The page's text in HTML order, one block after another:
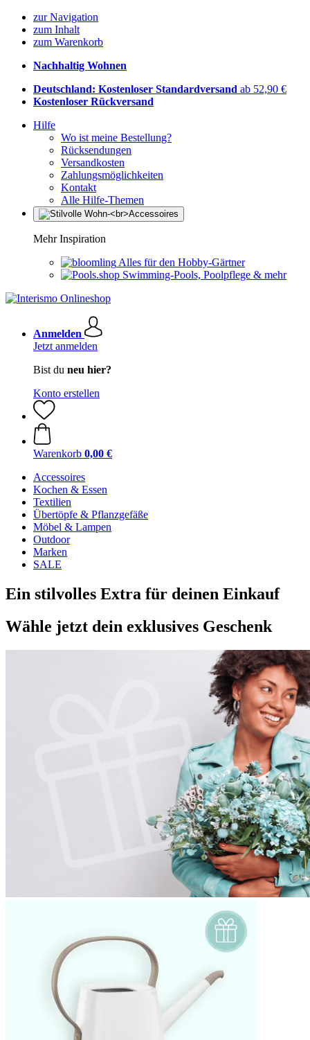
zur Navigation
zum Inhalt
zum Warenkorb
Nachhaltig Wohnen
Deutschland: Kostenloser Standardversand ab 52,90 €
Kostenloser Rückversand
Hilfe
Wo ist meine Bestellung?
Rücksendungen
Versandkosten
Zahlungsmöglichkeiten
Kontakt
Alle Hilfe-Themen
Mehr Inspiration
Alles für den Hobby-Gärtner
Swimming-Pools, Poolpflege & mehr
Anmelden
Jetzt anmelden
Bist du neu hier?
Konto erstellen
Warenkorb 0,00 €
Accessoires
Kochen & Essen
Textilien
Übertöpfe & Pflanzgefäße
Möbel & Lampen
Outdoor
Marken
SALE
Ein stilvolles Extra für deinen Einkauf
Wähle jetzt dein exklusives Geschenk